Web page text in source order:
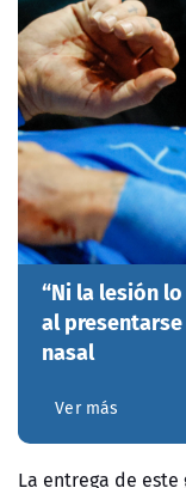
“Ni la lesión
al
nasal
Ver más
La entrega de